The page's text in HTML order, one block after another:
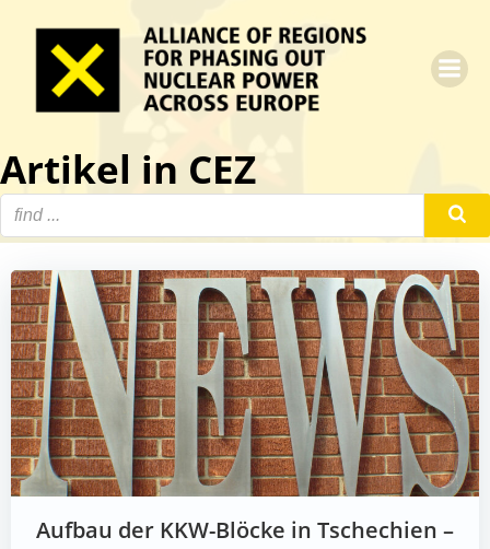
Inhalt
springen
Artikel in CEZ
Aufbau der KKW-Blöcke in Tschechien –